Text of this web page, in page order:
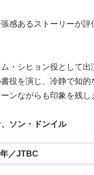
感あるストーリーが評
・シヒョン役として出
役を演じ、冷静で知的
ンながらも印象を残し
ソン・ドンイル
／JTBC